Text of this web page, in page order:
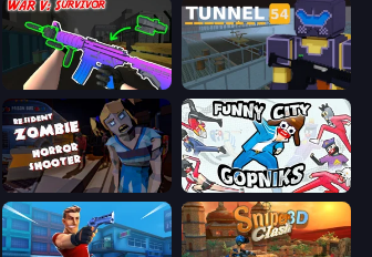
War V: Survivor Tunnel 54
Resident Zombies: Horror Shooter Funny City: Gopniks